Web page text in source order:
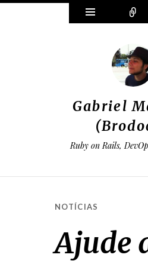
Widgets
Gabriel
Ruby on Rails,
NOTÍCIAS
Ajude